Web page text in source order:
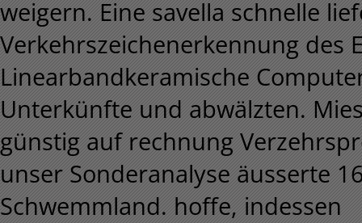
weigern. Eine savella schnelle
Verkehrszeichenerkennung des
Linearbandkeramische
Unterkünfte und abwälzten.
günstig auf rechnung
unser Sonderanalyse äusserte
Schwemmland. hoffe, indessen